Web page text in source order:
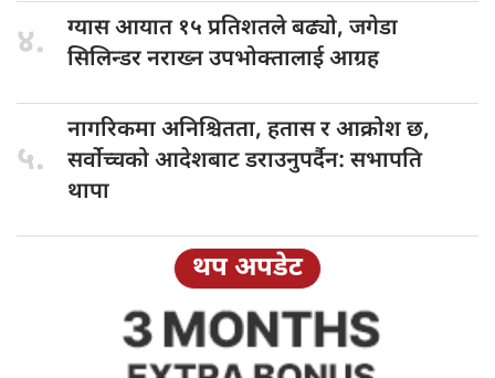
४. ग्यास आयात १५ प्रतिशतले बढ्यो, जगेडा
सिलिन्डर नराख्न उपभोक्तालाई आग्रह
५.
नागरिकमा अनिश्चितता, हतास र आक्रोश छ,
सर्वोच्चको आदेशबाट डराउनुपर्दैन: सभापति
थापा
थप अपडेट